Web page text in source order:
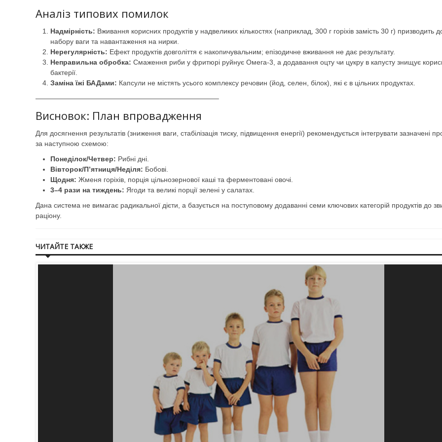
Аналіз типових помилок
Надмірність: Вживання корисних продуктів у надвеликих кількостях (наприклад, 300 г горіхів замість 30 г) призводить
набору ваги та навантаження на нирки.
Нерегулярність: Ефект продуктів довголіття є накопичувальним; епізодичне вживання не дає результату.
Неправильна обробка: Смаження риби у фритюрі руйнує Омега-3, а додавання оцту чи цукру в капусту знищує
бактерії.
Заміна їжі БАДами: Капсули не містять усього комплексу речовин (йод, селен, білок), які є в цільних продуктах.
——————————————————————————–
Висновок: План впровадження
Для досягнення результатів (зниження ваги, стабілізація тиску, підвищення енергії) рекомендується інтегрувати зазначені
за наступною схемою:
Понеділок/Четвер: Рибні дні.
Вівторок/П’ятниця/Неділя: Бобові.
Щодня: Жменя горіхів, порція цільнозернової каші та ферментовані овочі.
3–4 рази на тиждень: Ягоди та великі порції зелені у салатах.
Дана система не вимагає радикальної дієти, а базується на поступовому додаванні семи ключових категорій продуктів до
раціону.
ЧИТАЙТЕ ТАКЖЕ